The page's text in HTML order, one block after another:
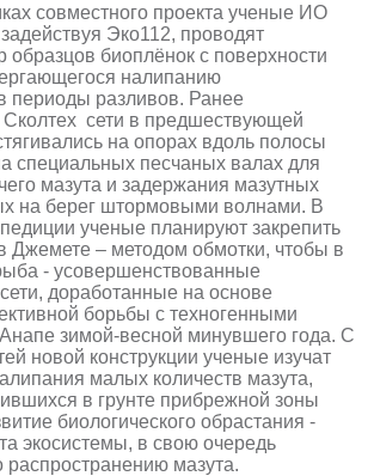
совместного проекта ученые ИО
Эко112, проводят
образцов биоплёнок с поверхности
налипанию
периоды разливов. Ранее
Сколтех сети в предшествующей
на опорах вдоль полосы
специальных песчаных валах для
мазута и задержания мазутных
на берег штормовыми волнами. В
ученые планируют закрепить
Джемете – методом обмотки, чтобы в
- усовершенствованные
доработанные на основе
борьбы с техногенными
зимой-весной минувшего года. С
новой конструкции ученые изучат
малых количеств мазута,
в грунте прибрежной зоны
биологического обрастания -
экосистемы, в свою очередь
распространению мазута.